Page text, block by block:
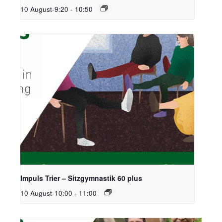
10 August-9:20 - 10:50
Impuls Trier – Sitzgymnastik 60 plus
10 August-10:00 - 11:00